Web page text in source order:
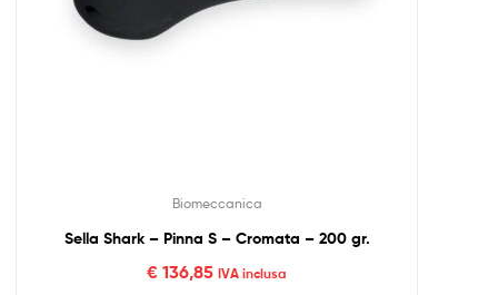
Biomeccanica
Sella Shark – Pinna S – Cromata – 200 gr.
€ 136,85 IVA inclusa